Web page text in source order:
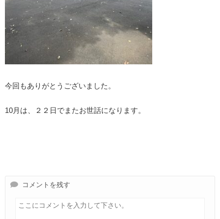
今回もありがとうございました。
10月は、２２日でまたお世話になります。
コメントを残す